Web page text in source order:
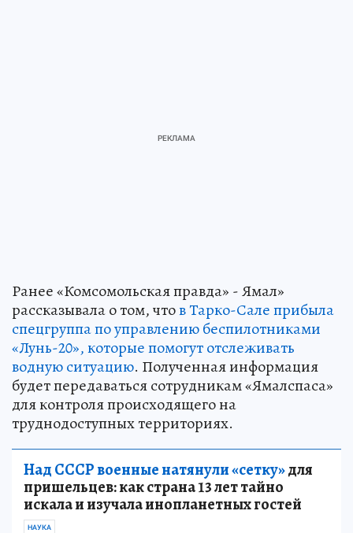
Ранее «Комсомольская правда» - Ямал»
рассказывала о том, чтов Тарко-Сале прибыла
спецгруппа по управлению беспилотниками
«Лунь-20», которые помогут отслеживать
водную ситуацию. Полученная информация
будет передаваться сотрудникам «Ямалспаса»
для контроля происходящего на
труднодоступных территориях.
Над СССР военные натянули «сетку»для
пришельцев: как страна 13 лет тайно
искала и изучала инопланетных гостей
НАУКА